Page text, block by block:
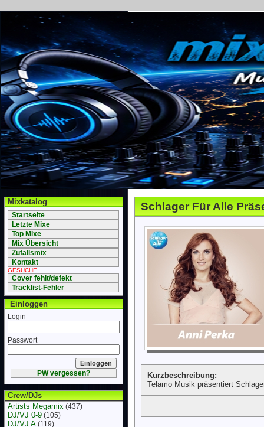
Mixkatalog
Startseite
Letzte Mixe
Top Mixe
Mix Übersicht
Zufallsmix
Kontakt
GESUCHE
Cover fehlt/defekt
Tracklist-Fehler
Einloggen
Login
Passwort
PW vergessen?
Crew/DJs
Artists Megamix (437)
DJ/VJ 0-9 (105)
DJ/VJ A (119)
Schlager Für Alle
Kurzbeschreibung:
Telamo Musik präsentiert